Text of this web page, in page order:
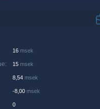
16 msek
: 15 msek
8,54 msek
-8,00 msek
0